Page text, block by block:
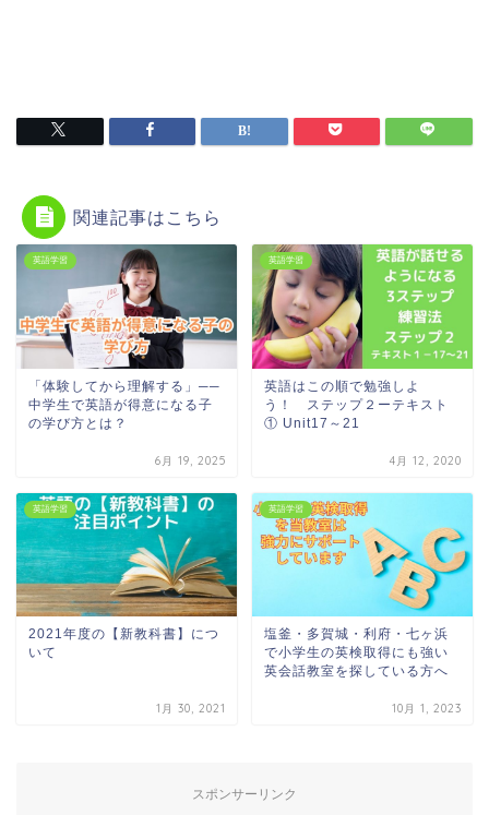
関連記事はこちら
英語学習
「体験してから理解する」──
中学生で英語が得意になる子
の学び方とは？
6月 19, 2025
英語学習
英語はこの順で勉強しよ
う！ ステップ２ーテキスト
① Unit17～21
4月 12, 2020
英語学習
2021年度の【新教科書】につ
いて
1月 30, 2021
英語学習
塩釜・多賀城・利府・七ヶ浜
で小学生の英検取得にも強い
英会話教室を探している方へ
10月 1, 2023
スポンサーリンク